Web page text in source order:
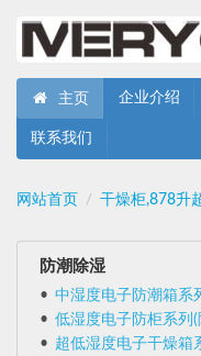
主页 企业介绍
联系我们
网站首页 / 干燥柜,878升
防潮除湿
中湿度电子防潮箱系
低湿度电子防柜系列
超低湿度电子干燥箱